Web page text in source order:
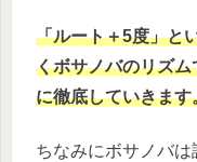
「ルート＋5度」と
くボサノバのリズ
に徹底していきます
ちなみにボサノバ